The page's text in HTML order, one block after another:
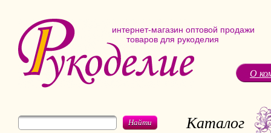
интернет-магазин оптовой продажи
товаров для рукоделия
О
Найти Каталог